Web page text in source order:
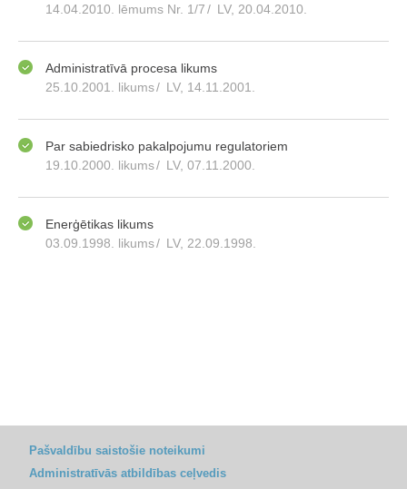
14.04.2010. lēmums Nr. 1/7/ LV, 20.04.2010.
Administratīvā procesa likums
25.10.2001. likums/ LV, 14.11.2001.
Par sabiedrisko pakalpojumu regulatoriem
19.10.2000. likums/ LV, 07.11.2000.
Enerģētikas likums
03.09.1998. likums/ LV, 22.09.1998.
Pašvaldību saistošie noteikumi
Administratīvās atbildības ceļvedis